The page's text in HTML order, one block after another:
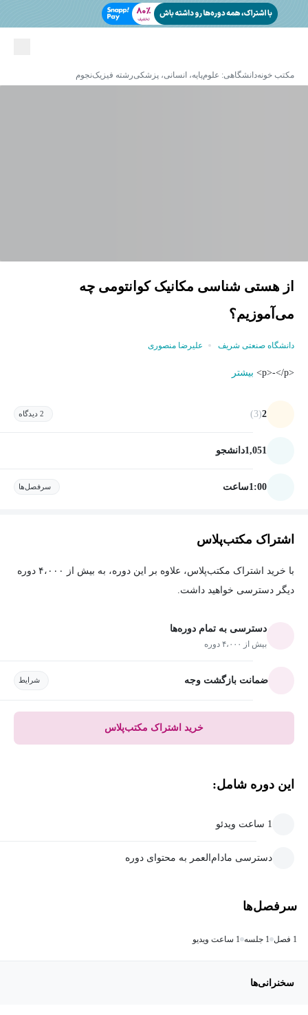
مکتب خونهدانشگاهی: علوم‌پایه، انسانی، پزشکیرشته فیزیکنجوم
از هستی شناسی مکانیک کوانتومی چه
می‌آموزیم؟
دانشگاه صنعتی شریف علیرضا منصوری
<p>-</p> بیشتر
2
(3) 2 دیدگاه
1,051دانشجو
1:00ساعت سرفصل‌ها
اشتراک مکتب‌پلاس
با خرید اشتراک مکتب‌پلاس، علاوه بر این دوره، به بیش از ۴،۰۰۰ دوره
دیگر دسترسی خواهید داشت.
دسترسی به تمام دوره‌ها
بیش از ۴،۰۰۰ دوره
ضمانت بازگشت وجه شرایط
خرید اشتراک مکتب‌پلاس
این دوره شامل:
1 ساعت ویدئو
دسترسی مادام‌العمر به محتوای دوره
سرفصل‌ها
1 فصل 1 جلسه 1 ساعت ویدیو
سخنرانی‌ها